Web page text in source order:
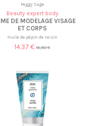
Peggy Sage
Beauty expert body
DE MODELAGE VISAGE
ET CORPS
Huile de pépin de raisin
14,37 € 16,90 €